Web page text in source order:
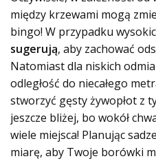
między krzewami mogą
bingo! W przypadku
sugerują, aby zachować
Natomiast dla niskich
odległość do niecałego
stworzyć gęsty żywopłot z
jeszcze bliżej, bo wokół
wiele miejsca! Planując
miarę, aby Twoje borówki